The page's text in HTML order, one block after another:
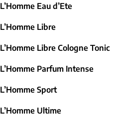
L’Homme Eau d’Ete
L’Homme Libre
L’Homme Libre Cologne Tonic
L’Homme Parfum Intense
L’Homme Sport
L’Homme Ultime